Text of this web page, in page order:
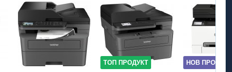
ТОП ПРОДУКТ НОВ ПРОДУКТ